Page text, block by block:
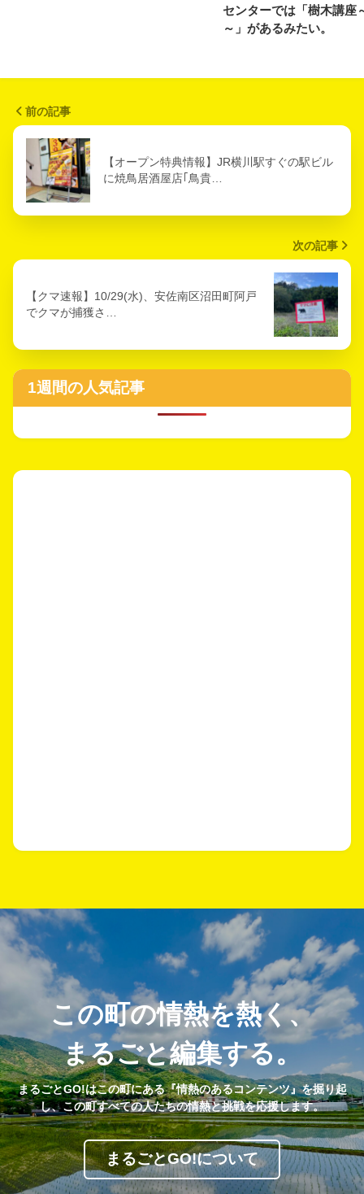
センターでは「樹木講座
～」があるみたい。
前の記事
【オープン特典情報】JR横川駅すぐの駅ビル
に焼鳥居酒屋店｢鳥貴…
次の記事
【クマ速報】10/29(水)、安佐南区沼田町阿戸
でクマが捕獲さ…
1週間の人気記事
この町の情熱を熱く、
まるごと編集する。
まるごとGO!はこの町にある『情熱のあるコンテンツ』を掘り起
し、この町すべての人たちの情熱と挑戦を応援します。
まるごとGO!について